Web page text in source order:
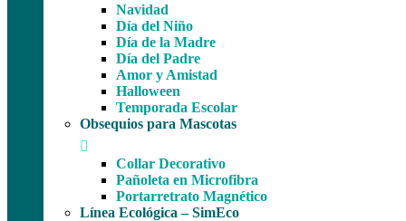
Navidad
Día del Niño
Día de la Madre
Día del Padre
Amor y Amistad
Halloween
Temporada Escolar
Obsequios para Mascotas
Collar Decorativo
Pañoleta en Microfibra
Portarretrato Magnético
Línea Ecológica – SimEco